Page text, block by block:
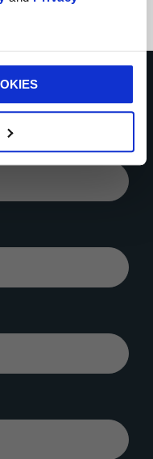
contact op